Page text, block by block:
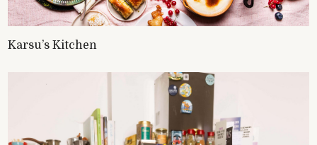
Karsu’s Kitchen